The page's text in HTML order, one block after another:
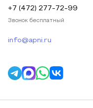
+7 (472) 277-72-99
Звонок бесплатный
info@apni.ru